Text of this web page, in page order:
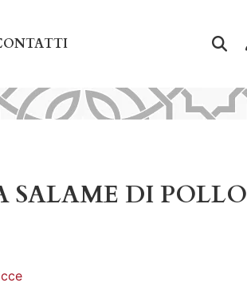
SALAME DI POLLO